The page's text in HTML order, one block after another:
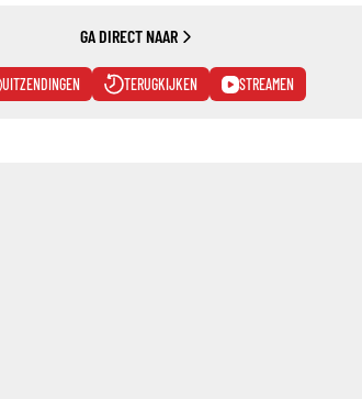
GA DIRECT NAAR
UITZENDINGEN TERUGKIJKEN STREAMEN